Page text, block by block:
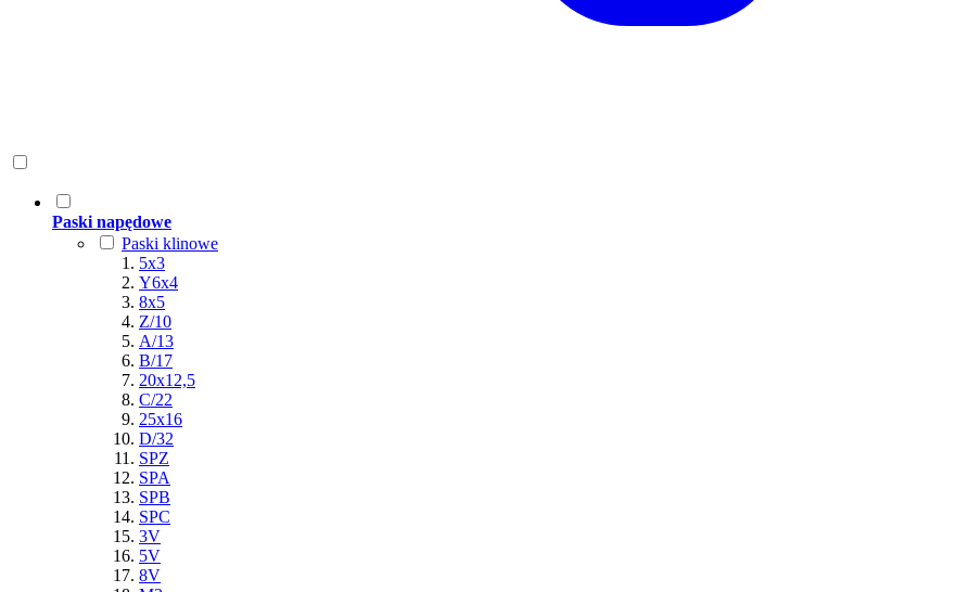
Paski napędowe
Paski klinowe
5x3
Y6x4
8x5
Z/10
A/13
B/17
20x12,5
C/22
25x16
D/32
SPZ
SPA
SPB
SPC
3V
5V
8V